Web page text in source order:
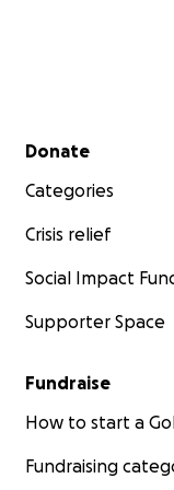
Secondary menu
Donate
Categories
Crisis relief
Social Impact
Supporter Space
Fundraise
How to start a
Fundraising